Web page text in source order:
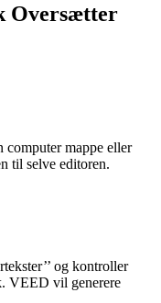
Oversætter
mappe eller
til selve editoren.
og kontroller
VEED vil generere